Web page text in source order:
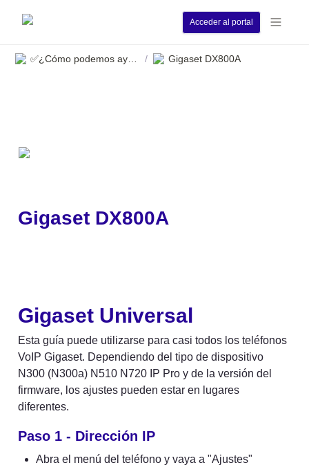
Acceder al portal
/ Gigaset DX800A
Gigaset DX800A
Gigaset Universal
Esta guía puede utilizarse para casi todos los teléfonos
VoIP Gigaset. Dependiendo del tipo de dispositivo
N300 (N300a) N510 N720 IP Pro y de la versión del
firmware, los ajustes pueden estar en lugares
diferentes.
Paso 1 - Dirección IP
Abra el menú del teléfono y vaya a "Ajustes"